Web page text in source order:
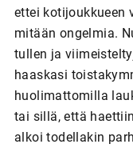
ettei kotijoukkueen
mitään ongelmia.
tullen ja
haaskasi
huolimattomilla
tai sillä, että
alkoi todellakin